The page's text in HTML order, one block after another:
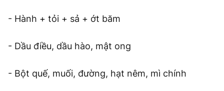
- Hành + tỏi + sả + ớt băm
- Dầu điều, dầu hào, mật ong
- Bột quế, muối, đường, hạt nêm, mì chính